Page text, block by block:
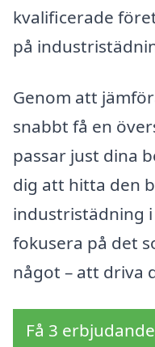
kvalificerade
på
Genom att
snabbt få en
passar just dina
dig att hitta den
industristädning i
fokusera på det
något – att driva
Få 3